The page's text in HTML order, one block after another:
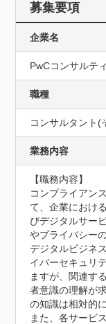
募集要項
企業名
PwCコンサルテ
職種
コンサルタント(
業務内容
【職務内容】
コンプライアン
て、企業におけ
びデジタルサー
やプライバシー
デジタルビジネ
イバーセキュリ
ますが、関連す
者意識の理解が
の知識は相対的
また、各サービ